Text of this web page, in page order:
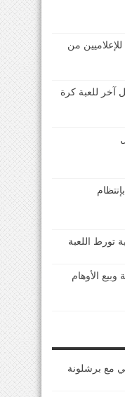
من
آخر للعبة كرة
تورط اللعبة
وبيع الأوهام
مع برشلونة